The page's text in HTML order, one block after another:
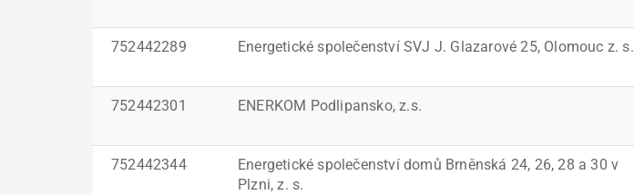
752442289 Energetické společenství SVJ J. Glazarové 25, Olomouc z. s.
752442301 ENERKOM Podlipansko, z.s.
752442344
Energetické společenství domů Brněnská 24, 26, 28 a 30 v
Plzni, z. s.